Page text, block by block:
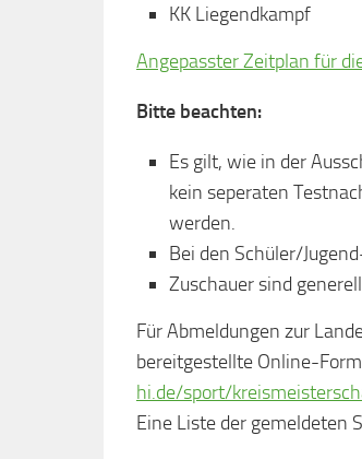
KK Liegendkampf
Angepasster Zeitplan für
Bitte beachten:
Es gilt, wie in der
kein seperaten
werden.
Bei den Schüler/
Zuschauer sind
Für Abmeldungen zur
bereitgestellte Online-
hi.de/sport/
Eine Liste der gemeldeten